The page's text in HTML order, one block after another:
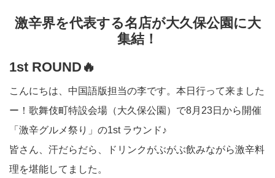
激辛界を代表する名店が大久保公園に大
集結！
1st ROUND🔥
こんにちは、中国語版担当の李です。本日行って来ました
ー！歌舞伎町特設会場（大久保公園）で8月23日から開催
「激辛グルメ祭り」の1st ラウンド♪
皆さん、汗だらだら、ドリンクがぶがぶ飲みながら激辛料
理を堪能してました。